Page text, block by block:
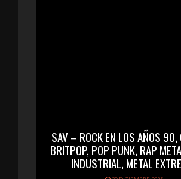
SAV – ROCK EN LOS AÑOS 90,
BRITPOP, POP PUNK, RAP
INDUSTRIAL, METAL